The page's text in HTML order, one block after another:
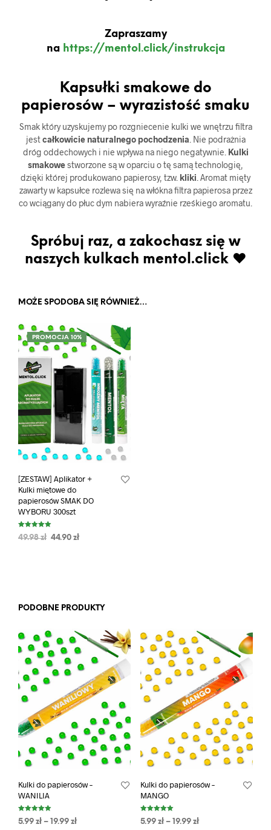
Zapraszamy
na https://mentol.click/instrukcja
Kapsułki smakowe do
papierosów – wyrazistość smaku
Smak który uzyskujemy po rozgniecenie kulki we wnętrzu filtra
jestcałkowicie naturalnego pochodzenia . Nie podrażnia
dróg oddechowych i nie wpływa na niego negatywnie. Kulki
smakowestworzone są w oparciu o tę samą technologię,
dzięki której produkowano papierosy, tzw. kliki . Aromat mięty
zawarty w kapsułce rozlewa się na włókna filtra papierosa przez
co wciągany do płuc dym nabiera wyraźnie rześkiego aromatu.
Spróbuj raz, a zakochasz się w
naszych kulkach mentol.click ♥
MOŻE SPODOBA SIĘ RÓWNIEŻ…
PROMOCJA 10%
[ZESTAW] Aplikator +
Kulki miętowe do
papierosów SMAK DO
WYBORU 300szt
Oceniono
5.00
49.98zł 44.90 zł
PODOBNE PRODUKTY
Kulki do papierosów –
WANILIA
Oceniono
5.00
5.99 zł– 19.99 zł
Kulki do papierosów –
MANGO
Oceniono
5.00
5.99 zł– 19.99 zł